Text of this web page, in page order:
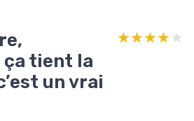
ça tient la
un vrai
★★★★★
★★★★★